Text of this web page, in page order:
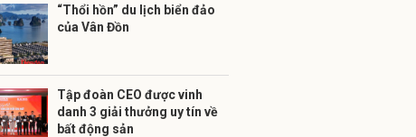
“Thổi hồn” du lịch biển đảo
của Vân Đồn
Tập đoàn CEO được vinh
danh 3 giải thưởng uy tín về
bất động sản
Gửi